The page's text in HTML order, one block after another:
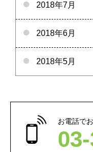
2018年7月
2018年6月
2018年5月
お電話で